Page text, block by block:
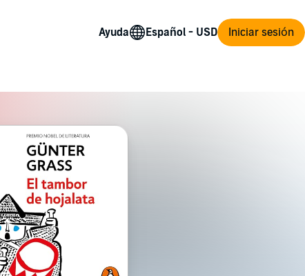
Ayuda Iniciar sesión